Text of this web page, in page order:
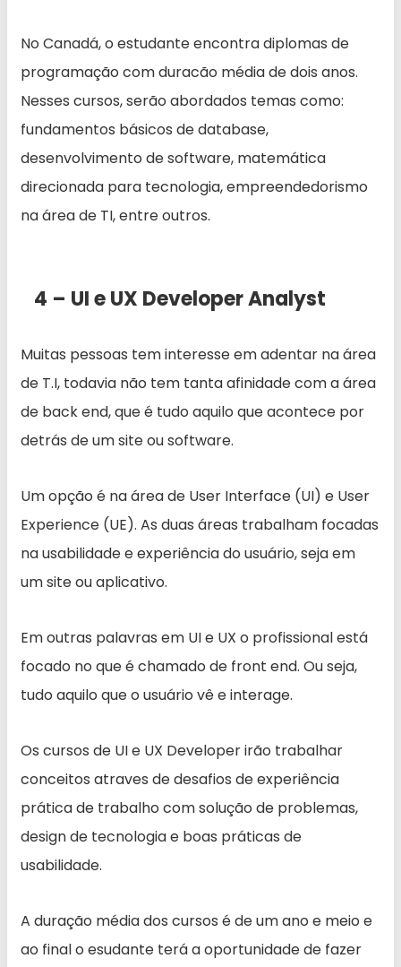
No Canadá, o estudante encontra diplomas de
programação com duracão média de dois anos.
Nesses cursos, serão abordados temas como:
fundamentos básicos de database,
desenvolvimento de software, matemática
direcionada para tecnologia, empreendedorismo
na área de TI, entre outros.
4 – UI e UX Developer Analyst
Muitas pessoas tem interesse em adentar na área
de T.I, todavia não tem tanta afinidade com a área
de back end, que é tudo aquilo que acontece por
detrás de um site ou software.
Um opção é na área de User Interface (UI) e User
Experience (UE). As duas áreas trabalham focadas
na usabilidade e experiência do usuário, seja em
um site ou aplicativo.
Em outras palavras em UI e UX o profissional está
focado no que é chamado de front end. Ou seja,
tudo aquilo que o usuário vê e interage.
Os cursos de UI e UX Developer irão trabalhar
conceitos atraves de desafios de experiência
prática de trabalho com solução de problemas,
design de tecnologia e boas práticas de
usabilidade.
A duração média dos cursos é de um ano e meio e
ao final o esudante terá a oportunidade de fazer